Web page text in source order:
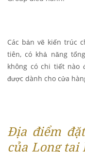
Các bản vẽ kiến ​​trúc
tiên, có khả năng
không có chi tiết nào
được dành cho cửa
Địa điểm
của Long tại